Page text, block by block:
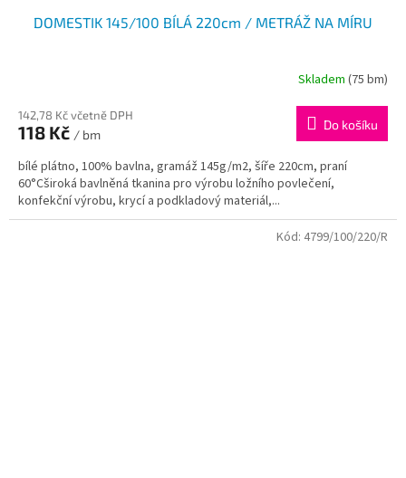
DOMESTIK 145/100 BÍLÁ 220cm / METRÁŽ NA MÍRU
Skladem (75 bm)
142,78 Kč včetně DPH
118 Kč / bm
Do košíku
bílé plátno, 100% bavlna, gramáž 145g/m2, šíře 220cm, praní
60°Cširoká bavlněná tkanina pro výrobu ložního povlečení,
konfekční výrobu, krycí a podkladový materiál,...
Kód: 4799/100/220/R